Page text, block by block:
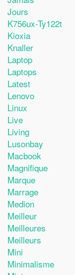
Jours
K756ux-Ty122t
Kioxia
Knaller
Laptop
Laptops
Latest
Lenovo
Linux
Live
Living
Lusonbay
Macbook
Magnifique
Marque
Marrage
Medion
Meilleur
Meilleures
Meilleurs
Mini
Minimalisme